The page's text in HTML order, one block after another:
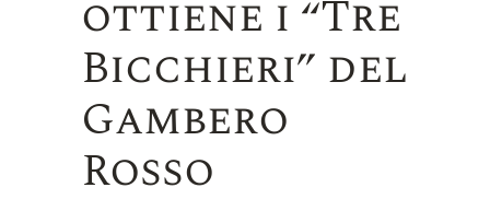
ottiene i “Tre
Bicchieri” del
Gambero
Rosso